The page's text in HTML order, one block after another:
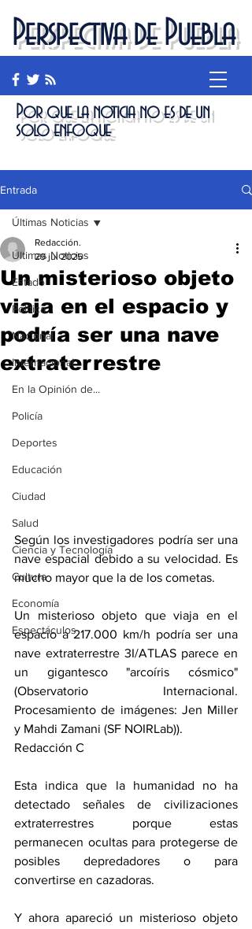
Perspectiva de Puebla
Por que la noticia no es de un
solo enfoque
Entrada
Últimas Noticias
Estado
Política
Nacional
Internacional
En la Opinión de...
Policía
Deportes
Educación
Ciudad
Salud
Ciencia y Tecnología
Cultura
Economía
Espectáculos
Últimas Noticias
Un misterioso objeto
viaja en el espacio y
podría ser una nave
extraterrestre
Redacción.
29 jul 2025
Según los investigadores podría ser una
nave espacial debido a su velocidad. Es
mucho mayor que la de los cometas.
Un misterioso objeto que viaja en el
espacio a 217.000 km/h podría ser una
nave extraterrestre 3I/ATLAS parece en
un gigantesco "arcoíris cósmico"
(Observatorio Internacional.
Procesamiento de imágenes: Jen Miller
y Mahdi Zamani (SF NOIRLab)).
Redacción C
Esta indica que la humanidad no ha
detectado señales de civilizaciones
extraterrestres porque estas
permanecen ocultas para protegerse de
posibles depredadores o para
convertirse en cazadoras.
Y ahora apareció un misterioso objeto